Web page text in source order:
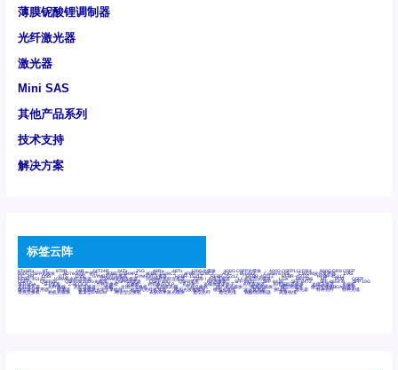
薄膜铌酸锂调制器
光纤激光器
激光器
Mini SAS
其他产品系列
技术支持
解决方案
标签云阵
6Tx6Rx 8T 8T8R 24R 24T24R 24Tx 25G 48Rx 48Tx 100G光模块 400G OSFP光模块 400G QSFP112 DR4 800G DR8 OSFP
800G OSFP光模块 AD7606国产替代 AFBR-57B4APZ AFBR-1528CZ AFBR-2528CZ AOC Bypass Camera Link CWDM波分复用器 DAS
DC~4M DSS DTS DVS GYMB光纤连接器 GYM光纤连接器 HFBR-1531Z HFBR-2531Z HFBR-4501Z HFBR-4503Z HFBR-4511Z
HFBR-4513Z J599A6光纤连接器 J599A8光电连接器 J599MT光纤连接器 J599Ⅰ光电连接器 LC超短型光模块 LGA Mini SAS MT POB QSFP
QSFP+ QSFP28 QSFP28 100G光模块 QSFP28笼座 QSFP 40G QSFP笼座 RP连接器 SFF-8431 SFF-8436 SFF-8472 SFF-8654 4i SFP 10G
SFP MSA SFP笼座 Z-BLOCK 万兆交换机 交换机 光切换仪OLP 光开关 光模块笼子座子 光电探测器 光电编码器模块 光电连接器 光端机
光纤激光器 光纤跳线 光纤连接器 光耦 全国产交换机 军品级光耦 千兆交换机 国产化光模块 射频光模块 微型光模块 微型可插拔BGA光模块
微型波分复用器 探测器 收发模块光学引擎组件 机架式光纤收发器 模拟光发射模块 模拟光器件 波分复用器 测试版 激光器 特种光纤 特种光缆
百兆交换机 相机光模块 紧凑型DWDM 网管型交换机 表贴式单路光模块 通信光纤 通信光缆 铌酸锂调制器 高速线缆